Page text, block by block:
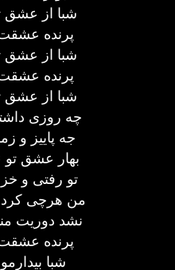
شبا از عشق
پرنده عشقت
شبا از عشق
پرنده عشقت
شبا از عشق
چه روزی
جه پاییز و
بهار عشق
تو رفتی و
من هرچی
نشد دوریت
پرنده عشقت
شبا